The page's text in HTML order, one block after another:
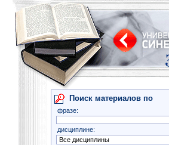
Поиск материалов по
фразе:
дисциплине: